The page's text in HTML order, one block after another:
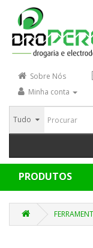
Sobre Nós
Minha conta
Tudo
PRODUTOS